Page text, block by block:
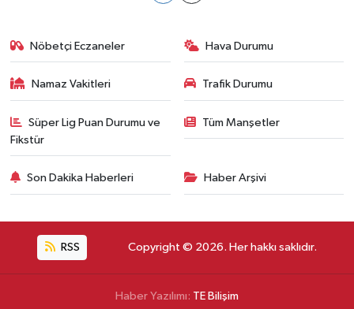
Nöbetçi Eczaneler Hava Durumu
Namaz Vakitleri Trafik Durumu
Süper Lig Puan Durumu ve
Fikstür
Tüm Manşetler
Son Dakika Haberleri Haber Arşivi
RSS Copyright © 2026. Her hakkı saklıdır.
Haber Yazılımı: TE Bilişim